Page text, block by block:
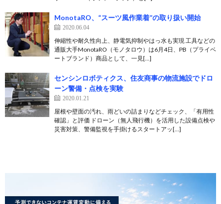
MonotaRO、“スーツ風作業着”の取り扱い開始
2020.06.04
伸縮性や耐久性向上、静電気抑制やはっ水も実現 工具などの
通販大手MonotaRO（モノタロウ）は6月4日、PB（プライベ
ートブランド）商品として、一見[…]
センシンロボティクス、住友商事の物流施設でドロ
ーン警備・点検を実験
2020.01.21
屋根や壁面の汚れ、雨どいの詰まりなどチェック、「有用性
確認」と評価 ドローン（無人飛行機）を活用した設備点検や
災害対策、警備監視を手掛けるスタートアッ[…]